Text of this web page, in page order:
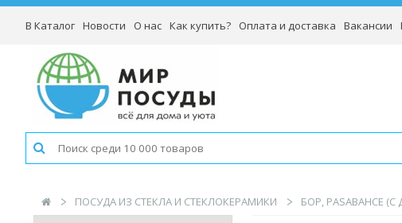
В Каталог Новости О нас Как купить? Оплата и доставка Вакансии
ПОСУДА ИЗ СТЕКЛА И СТЕКЛОКЕРАМИКИ БОР, PASABAHCE